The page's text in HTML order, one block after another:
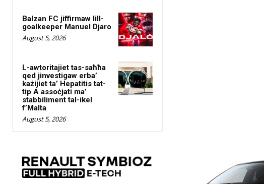
Balzan FC jiffirmaw lill-
goalkeeper Manuel Djaro
August 5, 2026
L-awtoritajiet tas-saħħa
qed jinvestigaw erba’
każijiet ta’ Hepatitis tat-
tip A assoċjati ma’
stabbiliment tal-ikel
f’Malta
August 5, 2026